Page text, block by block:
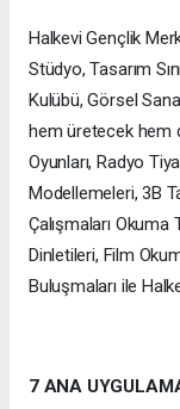
Halkevi Gençlik
Stüdyo, Tasarım
Kulübü, Görsel
hem üretecek hem
Oyunları, Radyo
Modellemeleri, 3B
Çalışmaları Okuma
Dinletileri, Film
Buluşmaları ile
7 ANA